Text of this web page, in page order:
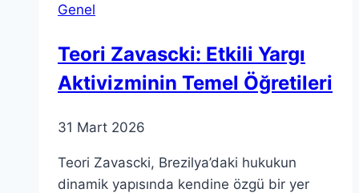
Genel
Teori Zavascki: Etkili Yargı
Aktivizminin Temel Öğretileri
31 Mart 2026
Teori Zavascki, Brezilya’daki hukukun
dinamik yapısında kendine özgü bir yer